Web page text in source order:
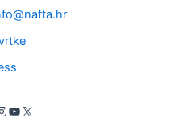
YouTube
X